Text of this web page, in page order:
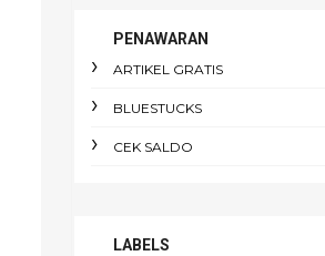
PENAWARAN
ARTIKEL GRATIS
BLUESTUCKS
CEK SALDO
LABELS